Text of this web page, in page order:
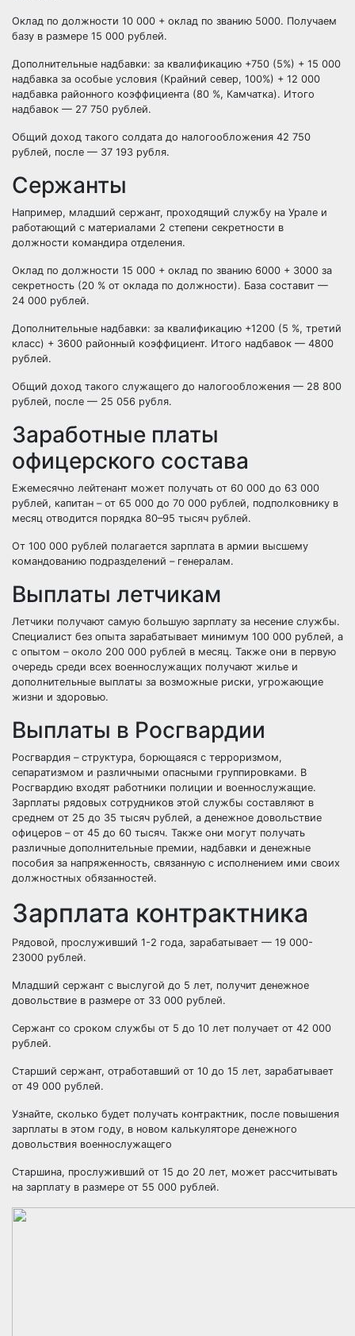
Оклад по должности 10 000 + оклад по званию 5000. Получаем
базу в размере 15 000 рублей.
Дополнительные надбавки: за квалификацию +750 (5%) + 15 000
надбавка за особые условия (Крайний север, 100%) + 12 000
надбавка районного коэффициента (80 %, Камчатка). Итого
надбавок — 27 750 рублей.
Общий доход такого солдата до налогообложения 42 750
рублей, после — 37 193 рубля.
Сержанты
Например, младший сержант, проходящий службу на Урале и
работающий с материалами 2 степени секретности в
должности командира отделения.
Оклад по должности 15 000 + оклад по званию 6000 + 3000 за
секретность (20 % от оклада по должности). База составит —
24 000 рублей.
Дополнительные надбавки: за квалификацию +1200 (5 %, третий
класс) + 3600 районный коэффициент. Итого надбавок — 4800
рублей.
Общий доход такого служащего до налогообложения — 28 800
рублей, после — 25 056 рубля.
Заработные платы
офицерского состава
Ежемесячно лейтенант может получать от 60 000 до 63 000
рублей, капитан – от 65 000 до 70 000 рублей, подполковнику в
месяц отводится порядка 80–95 тысяч рублей.
От 100 000 рублей полагается зарплата в армии высшему
командованию подразделений – генералам.
Выплаты летчикам
Летчики получают самую большую зарплату за несение службы.
Специалист без опыта зарабатывает минимум 100 000 рублей, а
с опытом – около 200 000 рублей в месяц. Также они в первую
очередь среди всех военнослужащих получают жилье и
дополнительные выплаты за возможные риски, угрожающие
жизни и здоровью.
Выплаты в Росгвардии
Росгвардия – структура, борющаяся с терроризмом,
сепаратизмом и различными опасными группировками. В
Росгвардию входят работники полиции и военнослужащие.
Зарплаты рядовых сотрудников этой службы составляют в
среднем от 25 до 35 тысяч рублей, а денежное довольствие
офицеров – от 45 до 60 тысяч. Также они могут получать
различные дополнительные премии, надбавки и денежные
пособия за напряженность, связанную с исполнением ими своих
должностных обязанностей.
Зарплата контрактника
Рядовой, прослуживший 1-2 года, зарабатывает — 19 000-
23000 рублей.
Младший сержант с выслугой до 5 лет, получит денежное
довольствие в размере от 33 000 рублей.
Сержант со сроком службы от 5 до 10 лет получает от 42 000
рублей.
Старший сержант, отработавший от 10 до 15 лет, зарабатывает
от 49 000 рублей.
Узнайте, сколько будет получать контрактник, после повышения
зарплаты в этом году, в новом калькуляторе денежного
довольствия военнослужащего
Старшина, прослуживший от 15 до 20 лет, может рассчитывать
на зарплату в размере от 55 000 рублей.